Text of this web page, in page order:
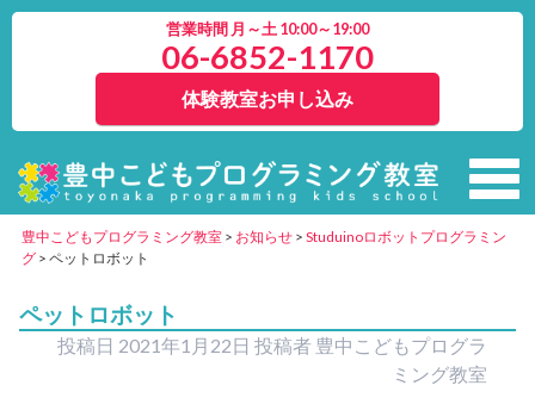
営業時間 月～土 10:00～19:00
06-6852-1170
体験教室お申し込み
豊中こどもプログラミング教室 > お知らせ > Studuinoロボットプログラミン
グ > ペットロボット
ペットロボット
投稿日 2021年1月22日 投稿者 豊中こどもプログラ
ミング教室